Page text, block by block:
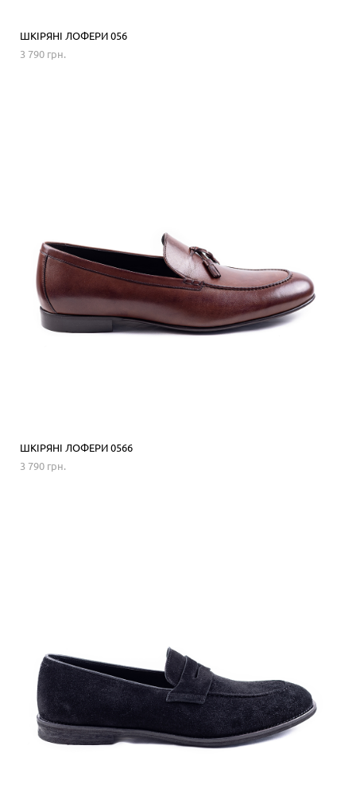
ШКІРЯНІ ЛОФЕРИ 056
3 790 грн.
ШКІРЯНІ ЛОФЕРИ 0566
3 790 грн.